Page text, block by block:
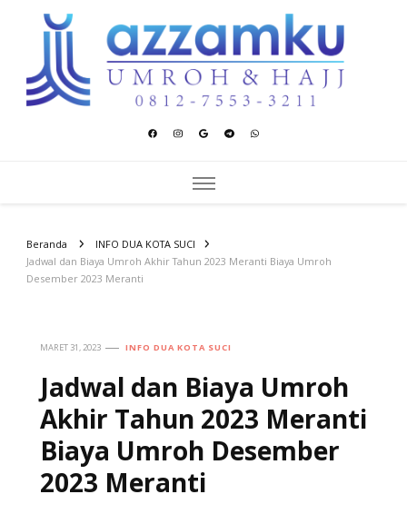
Azzamku Umroh dan Hajj
Beranda
INFO DUA KOTA SUCI
Jadwal dan Biaya Umroh Akhir Tahun 2023 Meranti Biaya Umroh
Desember 2023 Meranti
MARET 31, 2023 INFO DUA KOTA SUCI
Jadwal dan Biaya Umroh
Akhir Tahun 2023 Meranti
Biaya Umroh Desember
2023 Meranti